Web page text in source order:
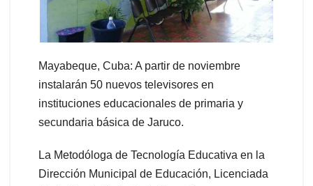
Mayabeque, Cuba: A partir de noviembre
instalarán 50 nuevos televisores en
instituciones educacionales de primaria y
secundaria básica de Jaruco.
La Metodóloga de Tecnología Educativa en la
Dirección Municipal de Educación, Licenciada